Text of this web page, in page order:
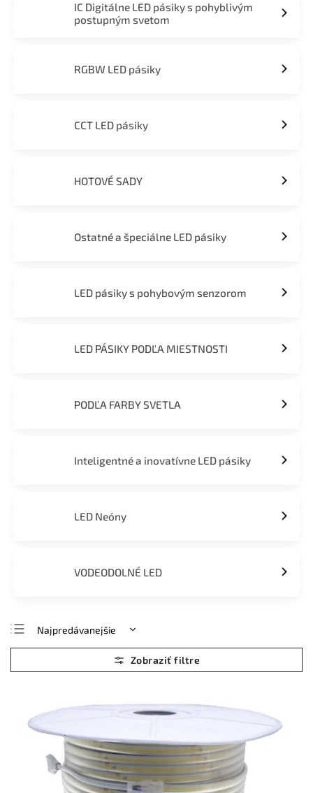
IC Digitálne LED pásiky s pohyblivým
postupným svetom
RGBW LED pásiky
CCT LED pásiky
HOTOVÉ SADY
Ostatné a špeciálne LED pásiky
LED pásiky s pohybovým senzorom
LED PÁSIKY PODĽA MIESTNOSTI
PODĽA FARBY SVETLA
Inteligentné a inovatívne LED pásiky
LED Neóny
VODEODOLNÉ LED
Najpredávanejšie
Najlacnejšie
Najdrahšie